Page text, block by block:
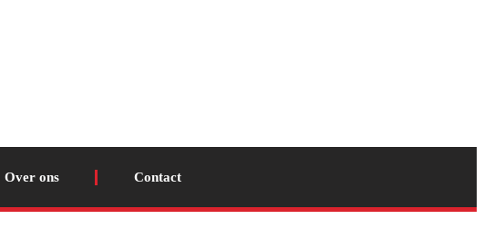
Over ons Contact